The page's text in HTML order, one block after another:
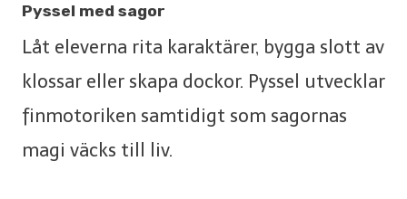
Pyssel med sagor
Låt eleverna rita karaktärer, bygga slott av
klossar eller skapa dockor. Pyssel utvecklar
finmotoriken samtidigt som sagornas
magi väcks till liv.